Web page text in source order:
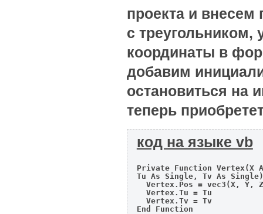
проекта и внесем
с треугольником,
координаты в
добавим
остановиться на
теперь
код на языке vb
Private Function Vertex(X
Tu As Single, Tv As Single)
Vertex.Pos = vec3(X, Y,
Vertex.Tu = Tu
Vertex.Tv = Tv
End Function